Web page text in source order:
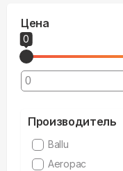
Цена
0
Производитель
Ballu
Aeropac